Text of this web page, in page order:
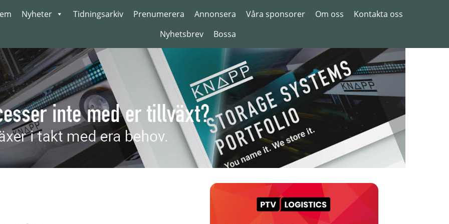
Nyheter Tidningsarkiv Prenumerera Annonsera Våra sponsorer Om oss
Kontakta oss
Nyhetsbrev
Bossa